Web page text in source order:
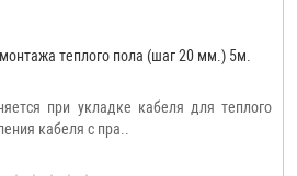
теплого пола (шаг 20 мм.) 5м.
при укладке кабеля для теплого
кабеля с пра..